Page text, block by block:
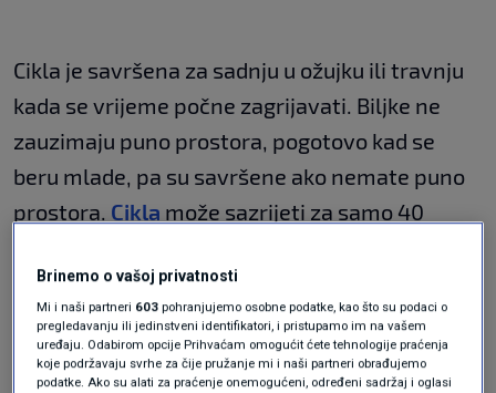
Cikla je savršena za sadnju u ožujku ili travnju
kada se vrijeme počne zagrijavati. Biljke ne
zauzimaju puno prostora, pogotovo kad se
beru mlade, pa su savršene ako nemate puno
prostora. Cikla može sazrijeti za samo 40
prije nego što budete mogli brati i jesti svoju
ukusnu domaću ciklu.
Mrkva
Brinemo o vašoj privatnosti
Mi i naši partneri 603 pohranjujemo osobne podatke, kao što su podaci o
pregledavanju ili jedinstveni identifikatori, i pristupamo im na vašem
uređaju. Odabirom opcije Prihvaćam omogućit ćete tehnologije praćenja
koje podržavaju svrhe za čije pružanje mi i naši partneri obrađujemo
podatke. Ako su alati za praćenje onemogućeni, određeni sadržaj i oglasi